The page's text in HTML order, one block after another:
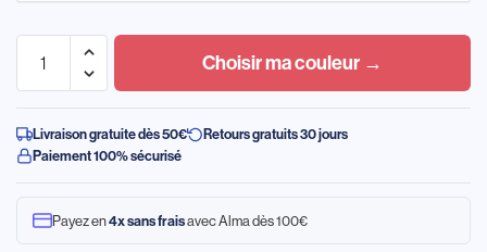
Choisir ma couleur →
Livraison gratuite dès 50€
Retours gratuits 30 jours
Paiement 100% sécurisé
Payez en4x sans fraisavec Alma dès 100€